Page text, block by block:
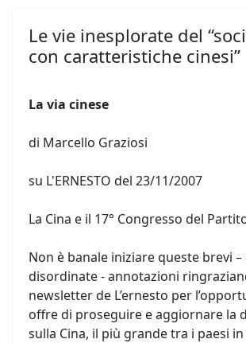
Le vie inesplorate del
con caratteristiche cinesi”
La via cinese
di Marcello Graziosi
su L'ERNESTO del 23/11/2007
La Cina e il 17° Congresso del
Non è banale iniziare queste brevi
disordinate - annotazioni
newsletter de L’ernesto per
offre di proseguire e aggiornare la
sulla Cina, il più grande tra i paesi